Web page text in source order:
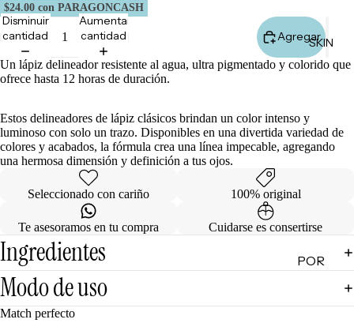
Marketpl
ace
Minis
Tarjetas
de
Regalo
MINIS
Minis
Makeup
Hair
SKIN
POR
$24.00 con PARAGONCASH
Disminuir
cantidad
Aumentar
cantidad
Agregar
Un lápiz delineador resistente al agua, ultra pigmentado y colorido que
ofrece hasta 12 horas de duración.
Estos delineadores de lápiz clásicos brindan un color intenso y
luminoso con solo un trazo. Disponibles en una divertida variedad de
colores y acabados, la fórmula crea una línea impecable, agregando
una hermosa dimensión y definición a tus ojos.
Seleccionado con cariño 100% original
Te asesoramos en tu compra Cuidarse es consertirse
Ingredientes
Modo de uso
Match perfecto